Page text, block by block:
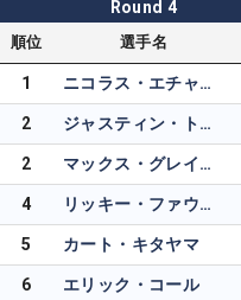
Round 4
順位 選手名
1 ニコラス・エチャバリア
2 ジャスティン・トーマス
2 マックス・グレイザーマン
4 リッキー・ファウラー
5 カート・キタヤマ
6 エリック・コール